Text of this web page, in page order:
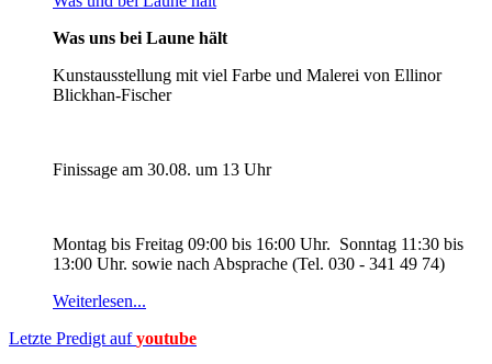
Was uns bei Laune hält
Kunstausstellung mit viel Farbe und Malerei von Ellinor
Blickhan-Fischer
Finissage am 30.08. um 13 Uhr
Montag bis Freitag 09:00 bis 16:00 Uhr. Sonntag 11:30 bis
13:00 Uhr. sowie nach Absprache (Tel. 030 - 341 49 74)
Weiterlesen...
Letzte Predigt auf youtube